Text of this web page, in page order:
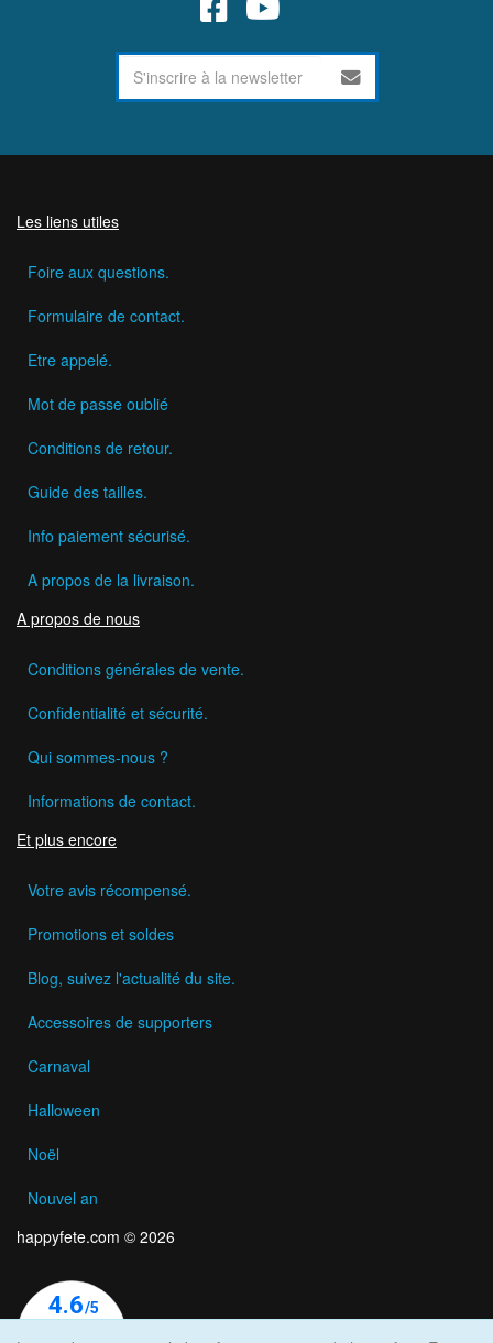
Les liens utiles
Foire aux questions.
Formulaire de contact.
Etre appelé.
Mot de passe oublié
Conditions de retour.
Guide des tailles.
Info paiement sécurisé.
A propos de la livraison.
A propos de nous
Conditions générales de vente.
Confidentialité et sécurité.
Qui sommes-nous ?
Informations de contact.
Et plus encore
Votre avis récompensé.
Promotions et soldes
Blog, suivez l'actualité du site.
Accessoires de supporters
Carnaval
Halloween
Noël
Nouvel an
happyfete.com © 2026